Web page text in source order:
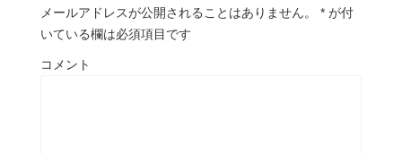
メールアドレスが公開されることはありません。 * が付
いている欄は必須項目です
コメント